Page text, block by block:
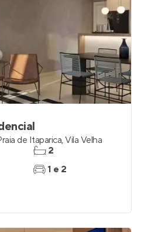
de Itaparica,Vila Velha
2
1 e 2